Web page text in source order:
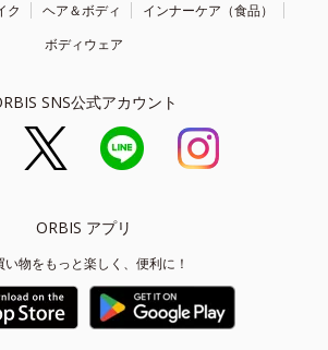
ク ヘア＆ボディ
インナーケア（食品）
ボディウェア
SNS公式アカウント
ORBIS アプリ
い物をもっと楽しく、便利に！